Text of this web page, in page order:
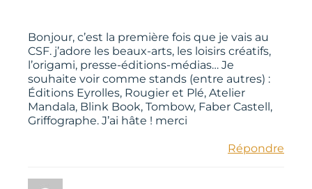
Bonjour, c’est la première fois que je vais au
CSF. j’adore les beaux-arts, les loisirs créatifs,
l’origami, presse-éditions-médias… Je
souhaite voir comme stands (entre autres) :
Éditions Eyrolles, Rougier et Plé, Atelier
Mandala, Blink Book, Tombow, Faber Castell,
Griffographe. J’ai hâte ! merci
Répondre